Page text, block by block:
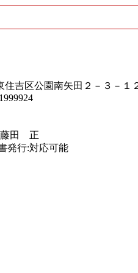
住吉区公園南矢田２－３－
:藤田 正
発行:対応可能